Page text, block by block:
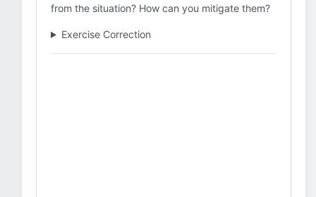
from the situation? How can you mitigate them?
Exercise Correction